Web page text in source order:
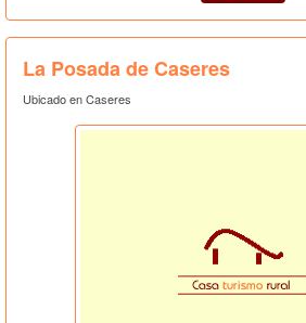
La Posada de Caseres
Ubicado en Caseres